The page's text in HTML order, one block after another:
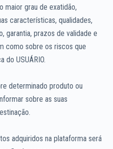
maior grau de exatidão,
características, qualidades,
garantia, prazos de validade e
como sobre os riscos que
do USUÁRIO.
determinado produto ou
sobre as suas
adquiridos na plataforma será